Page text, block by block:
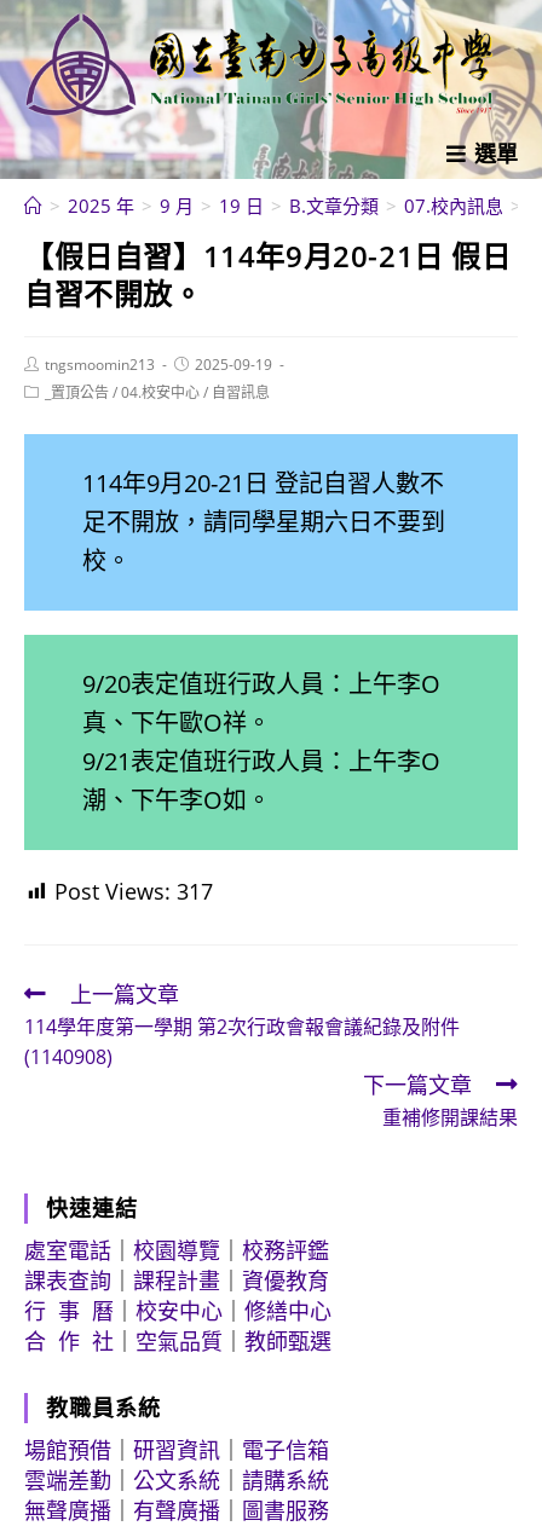
跳
轉
至
主
要
內
選單
> 2025 年 > 9 月 > 19 日 > B.文章分類 > 07.校內訊息 >
【假日自習】114年9月20-21日 假日
自習不開放。
Post
author:
tngsmoomin213
Post
published:
2025-09-19
Post _置頂公告/04.校安中心/ 自習訊息
114年9月20-21日 登記自習人數不
足不開放，請同學星期六日不要到
校。
9/20表定值班行政人員：上午李O
真、下午歐O祥。
9/21表定值班行政人員：上午李O
潮、下午李O如。
Post Views: 317
Read
more
articles
上一篇文章
114學年度第一學期 第2次行政會報會議紀錄及附件
(1140908)
下一篇文章
重補修開課結果
快速連結
處室電話
校園導覽
校務評鑑
課表查詢
課程計畫
資優教育
行 事 曆
校安中心
修繕中心
合 作 社
空氣品質 教師甄選
教職員系統
場館預借
研習資訊
電子信箱
雲端差勤
公文系統
請購系統
無聲廣播
有聲廣播 圖書服務